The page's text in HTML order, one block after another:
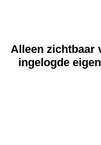
Alleen zichtbaar
ingelogde